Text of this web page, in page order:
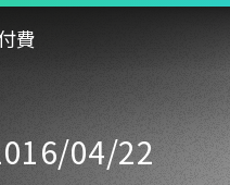
費
04/22